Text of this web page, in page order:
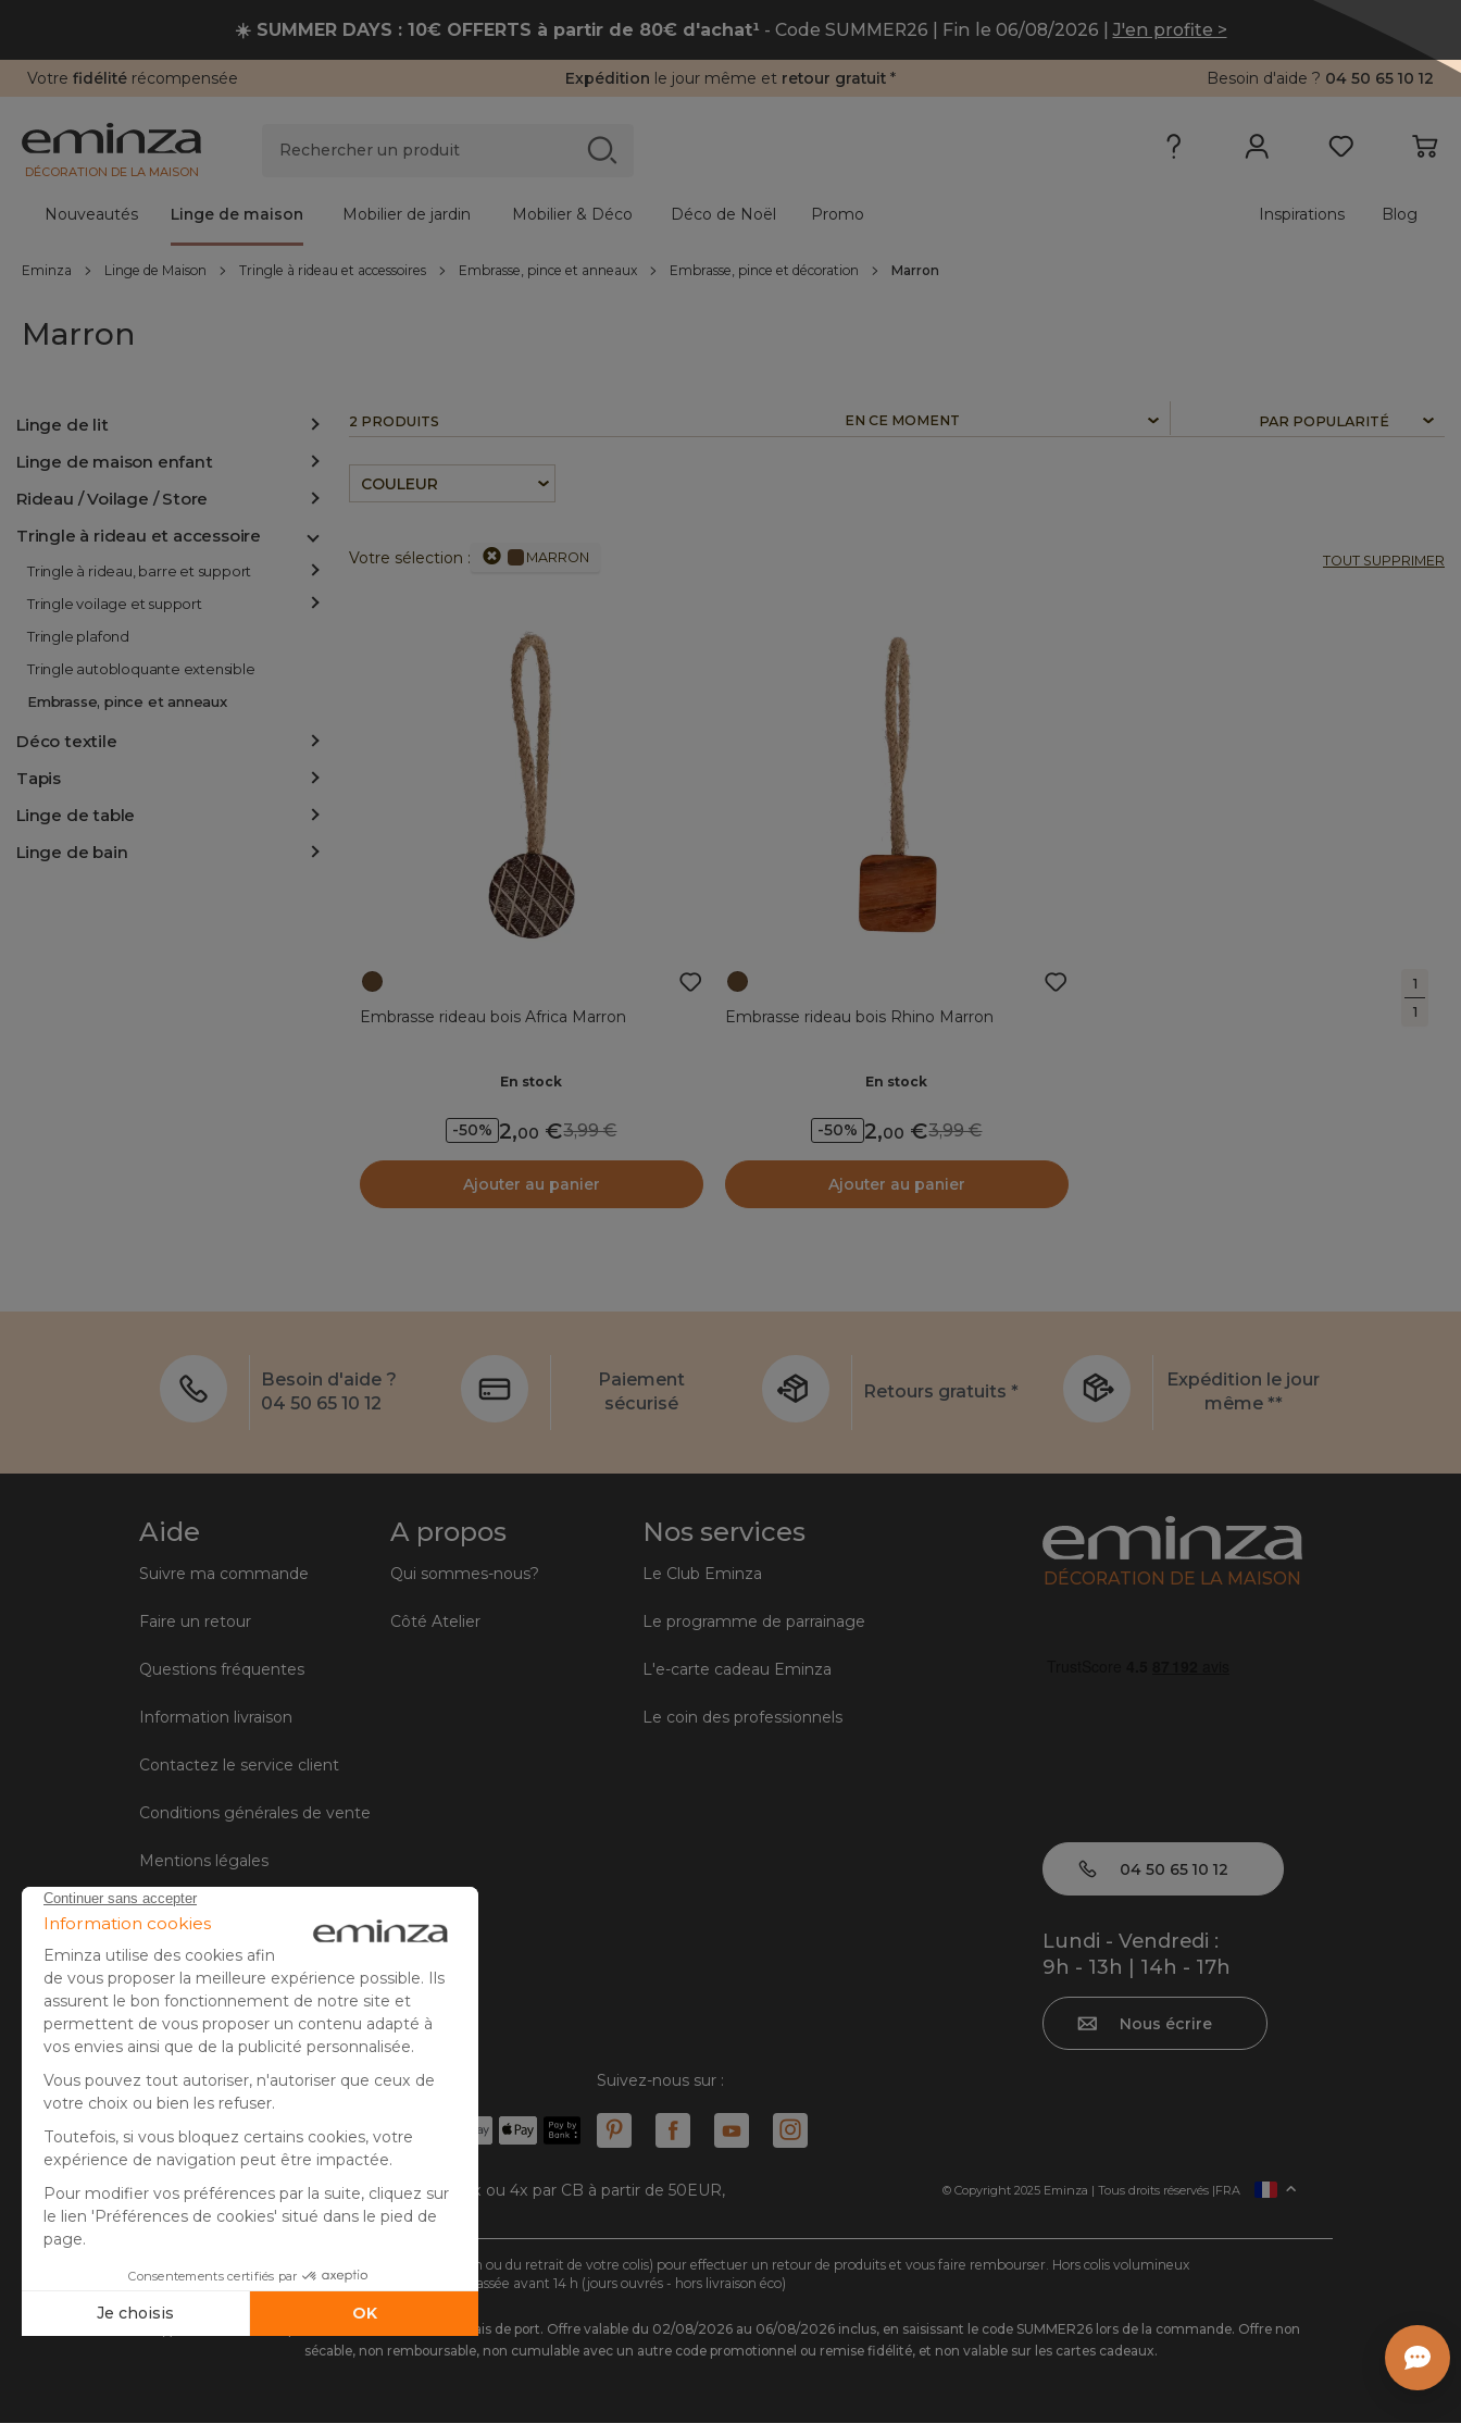
☀️ SUMMER DAYS : 10€ OFFERTS à partir de 80€ d'achat¹ - Code SUMMER26 | Fin le 06/08/2026 |J'en profite >
Votre fidélité récompensée Expédition le jour même et retour gratuit * Besoin d'aide ? 04 50 65 10 12
DÉCORATION DE LA MAISON
Nouveautés Linge de maison Mobilier de jardin Mobilier & Déco Déco de Noël Promo Inspirations Blog
Eminza Linge de Maison Tringle à rideau et accessoires Embrasse, pince et anneaux Embrasse, pince et décoration Marron
Marron
Linge de lit
Linge de maison enfant
Rideau / Voilage / Store
Tringle à rideau et accessoire
Tringle à rideau, barre et support
Tringle voilage et support
Tringle plafond
Tringle autobloquante extensible
Embrasse, pince et anneaux
Déco textile
Tapis
Linge de table
Linge de bain
2 PRODUITS EN CE MOMENT
COULEUR
Votre sélection : MARRON TOUT SUPPRIMER
1
1
Embrasse rideau bois Africa Marron
En stock
-50% 2,00 3,99
Ajouter au panier
Embrasse rideau bois Rhino Marron
En stock
-50% 2,00 3,99
Ajouter au panier
Besoin d'aide ?
04 50 65 10 12
Paiement
sécurisé
Retours gratuits *
Expédition le jour
même **
Aide
Suivre ma commande
Faire un retour
Questions fréquentes
Information livraison
Contactez le service client
Conditions générales de vente
Mentions légales
Gestion des cookies
Avis client
A propos
Qui sommes-nous?
Côté Atelier
Nos services
Le Club Eminza
Le programme de parrainage
L'e-carte cadeau Eminza
Le coin des professionnels
DÉCORATION DE LA MAISON
04 50 65 10 12
Lundi - Vendredi :
9h - 13h | 14h - 17h
Nous écrire
Paiement sécurisé Suivez-nous sur :
Carte bancaire, PayPal, virement bancaire, 3x ou 4x par CB à partir de 50EUR,
Google/Apple Pay.
© Copyright 2025 Eminza | Tous droits réservés |
ESPAÑA
FRA
* Vous disposez de 30 jours (à compter de la réception ou du retrait de votre colis) pour effectuer un retour de produits et vous faire rembourser. Hors colis volumineux
** Expédition le jour même pour toute commande passée avant 14 h (jours ouvrés - hors livraison éco)
(1) Remise de 10€ à partir de 80€ d'achat, hors frais de port. Offre valable du 02/08/2026 au 06/08/2026 inclus, en saisissant le code SUMMER26 lors de la commande. Offre non
sécable, non remboursable, non cumulable avec un autre code promotionnel ou remise fidélité, et non valable sur les cartes cadeaux.